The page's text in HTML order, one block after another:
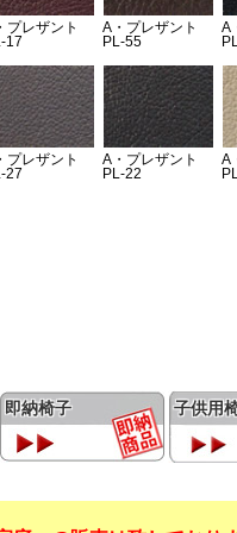
即納椅子 子供用